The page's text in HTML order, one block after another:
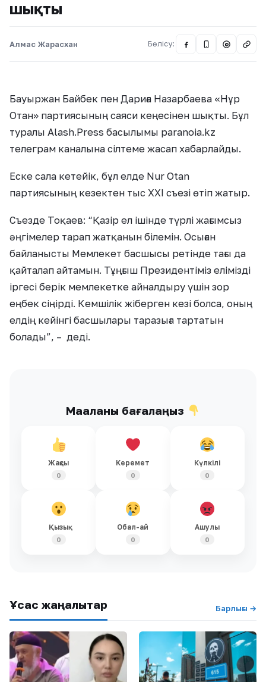
шықты
Алмас Жарасхан Бөлісу: @
Бауыржан Байбек пен Дариға Назарбаева «Нұр
Отан» партиясының саяси кеңесінен шықты. Бұл
туралы Alash.Press басылымы paranoia.kz
телеграм каналына сілтеме жасап хабарлайды.
Еске сала кетейік, бұл елде Nur Otan
партиясының кезектен тыс XXI съезі өтіп жатыр.
Съезде Тоқаев: “Қазір ел ішінде түрлі жағымсыз
әңгімелер тарап жатқанын білемін. Осыған
байланысты Мемлекет басшысы ретінде тағы да
қайталап айтамын. Тұңғыш Президентіміз елімізді
іргесі берік мемлекетке айналдыру үшін зор
еңбек сіңірді. Кемшілік жіберген кезі болса, оның
елдің кейінгі басшылары таразыға тартатын
болады”, – деді.
Мақаланы бағалаңыз
Жақсы
0
Керемет
0
Күлкілі
0
Қызық
0
Обал-ай
0
Ашулы
0
Ұқсас жаңалықтар Барлығы →